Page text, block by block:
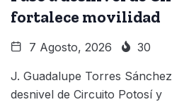
fortalece movilidad
7 Agosto, 2026 30
J. Guadalupe Torres
desnivel de Circuito Potosí y